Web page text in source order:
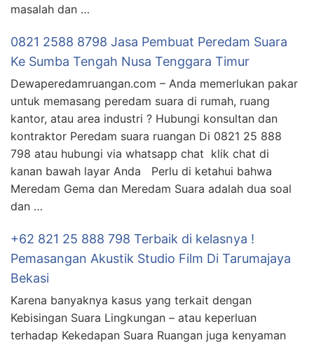
masalah dan …
0821 2588 8798 Jasa Pembuat Peredam Suara
Ke Sumba Tengah Nusa Tenggara Timur
Dewaperedamruangan.com – Anda memerlukan pakar
untuk memasang peredam suara di rumah, ruang
kantor, atau area industri ? Hubungi konsultan dan
kontraktor Peredam suara ruangan Di 0821 25 888
798 atau hubungi via whatsapp chat klik chat di
kanan bawah layar Anda Perlu di ketahui bahwa
Meredam Gema dan Meredam Suara adalah dua soal
dan …
+62 821 25 888 798 Terbaik di kelasnya !
Pemasangan Akustik Studio Film Di Tarumajaya
Bekasi
Karena banyaknya kasus yang terkait dengan
Kebisingan Suara Lingkungan – atau keperluan
terhadap Kekedapan Suara Ruangan juga kenyaman